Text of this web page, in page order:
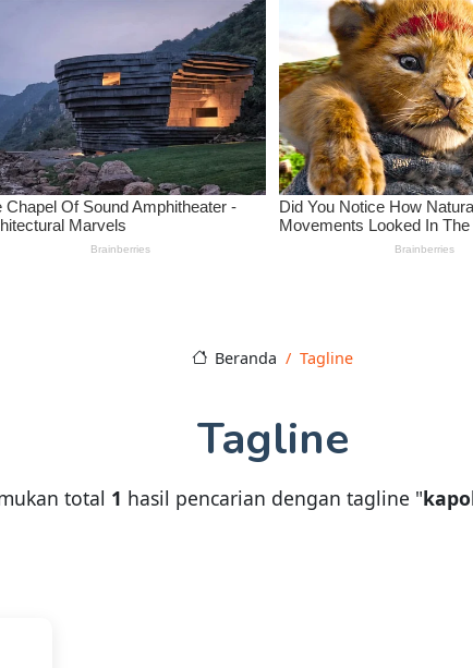
Beranda Tagline
Tagline
total 1 hasil pencarian dengan tagline "